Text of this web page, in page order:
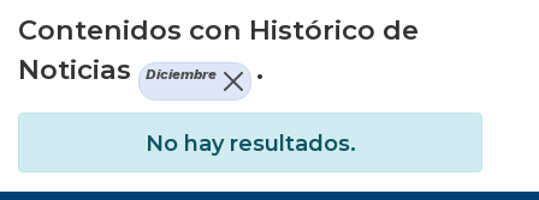
Contenidos con Histórico de
Noticias
Diciembre .
No hay resultados.